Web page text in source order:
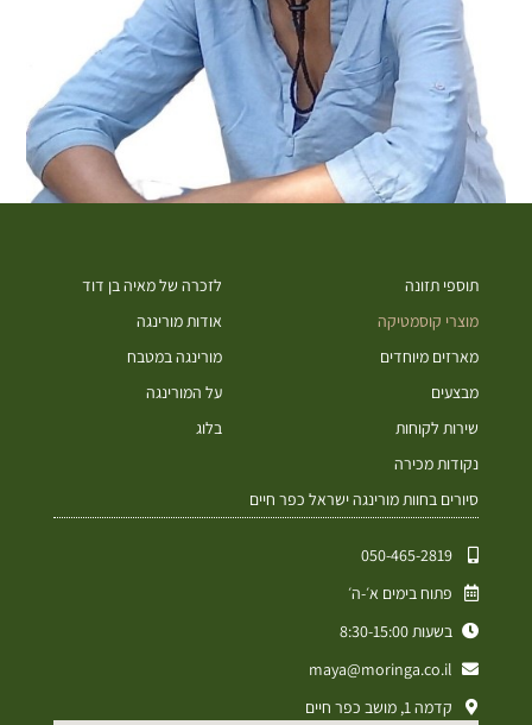
תוספי תזונה
מוצרי קוסמטיקה
מארזים מיוחדים
מבצעים
שירות לקוחות
נקודות מכירה
סיורים בחוות מורינגה ישראל כפר חיים
לזכרה של מאיה בן דוד
אודות מורינגה
מורינגה במטבח
על המורינגה
בלוג
050-465-2819⁩
פתוח בימים א׳-ה׳
בשעות 8:30-15:00
maya@moringa.co.il
קדמה 1, מושב כפר חיים